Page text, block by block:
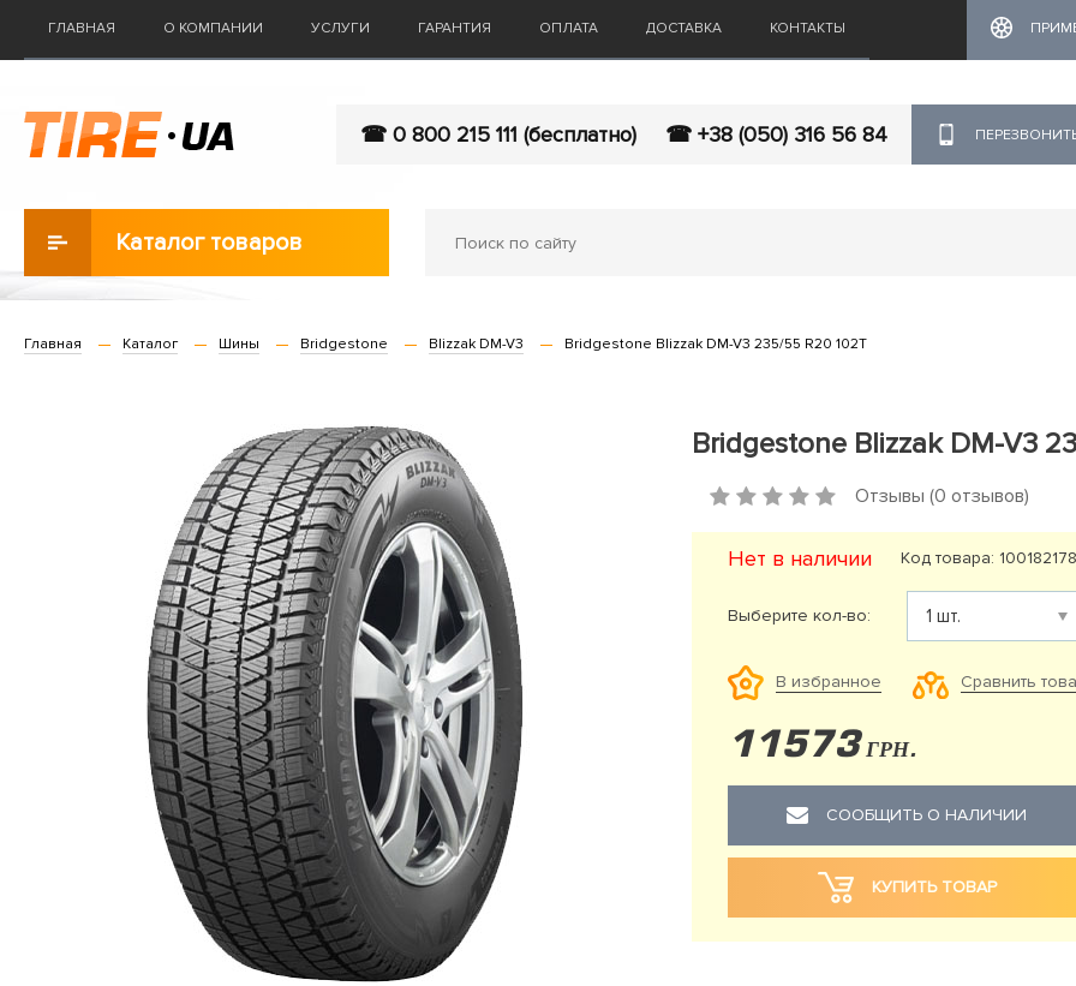
ГЛАВНАЯ О КОМПАНИИ УСЛУГИ ГАРАНТИЯ ОПЛАТА ДОСТАВКА КОНТАКТЫ
☎ 0 800 215 111 (бесплатно) ☎ +38 (050) 316 56 84
Каталог товаров
Главная Каталог Шины Bridgestone Blizzak DM-V3 Bridgestone Blizzak DM-V3 235/55 R20 102T
Bridgestone Blizzak DM-V3
Отзывы (0 отзывов)
Нет в наличии Код товара:
Выберите кол-во:
В избранное Сравнить
11573 ГРН.
СООБЩИТЬ О НАЛИЧИИ
КУПИТЬ ТОВАР